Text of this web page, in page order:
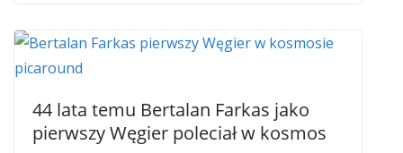
44 lata temu Bertalan Farkas jako
pierwszy Węgier poleciał w kosmos